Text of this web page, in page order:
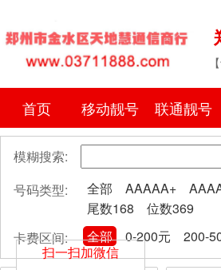
首页 移动靓号 联通靓号
模糊搜索:
号码类型:
全部 AAAAA+
尾数168
位数369
卡费区间:
全部 0-200元 200-
扫一扫加微信